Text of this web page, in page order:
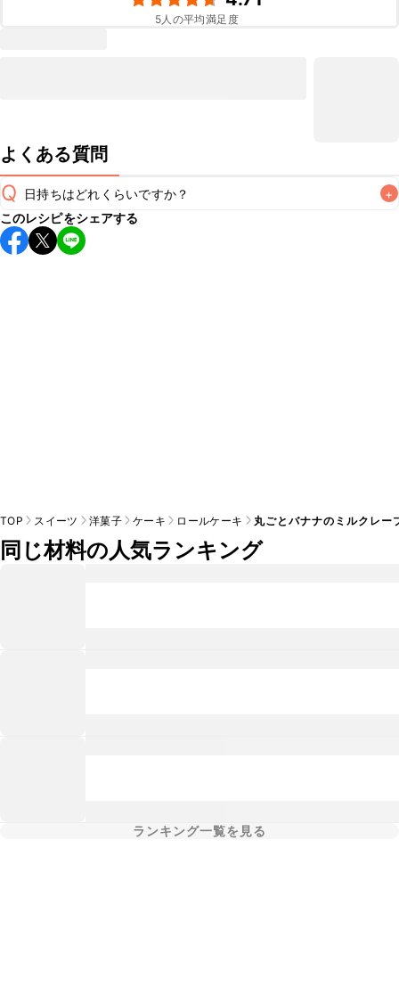
5人の平均満足度
よくある質問
Q 日持ちはどれくらいですか？ +
保存期間は冷蔵で当日中が目安です。なるべくお早めにお召
し上がりください。
このレシピをシェアする
TOP スイーツ 洋菓子 ケーキ ロールケーキ 丸ごとバナナのミルクレー
同じ材料の人気ランキング
ランキング一覧を見る